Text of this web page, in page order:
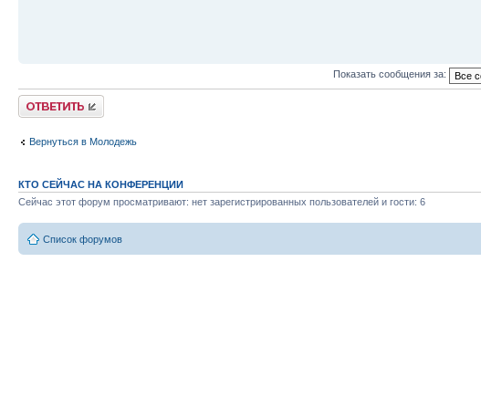
Показать сообщения за:
Ответить
Вернуться в Молодежь
КТО СЕЙЧАС НА КОНФЕРЕНЦИИ
Сейчас этот форум просматривают: нет зарегистрированных пользователей и гости: 6
Список форумов